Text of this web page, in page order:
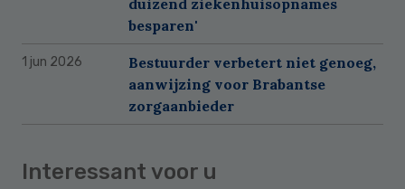
besparen'
1 jun 2026
Bestuurder verbetert niet genoeg,
aanwijzing voor Brabantse
zorgaanbieder
Interessant voor u